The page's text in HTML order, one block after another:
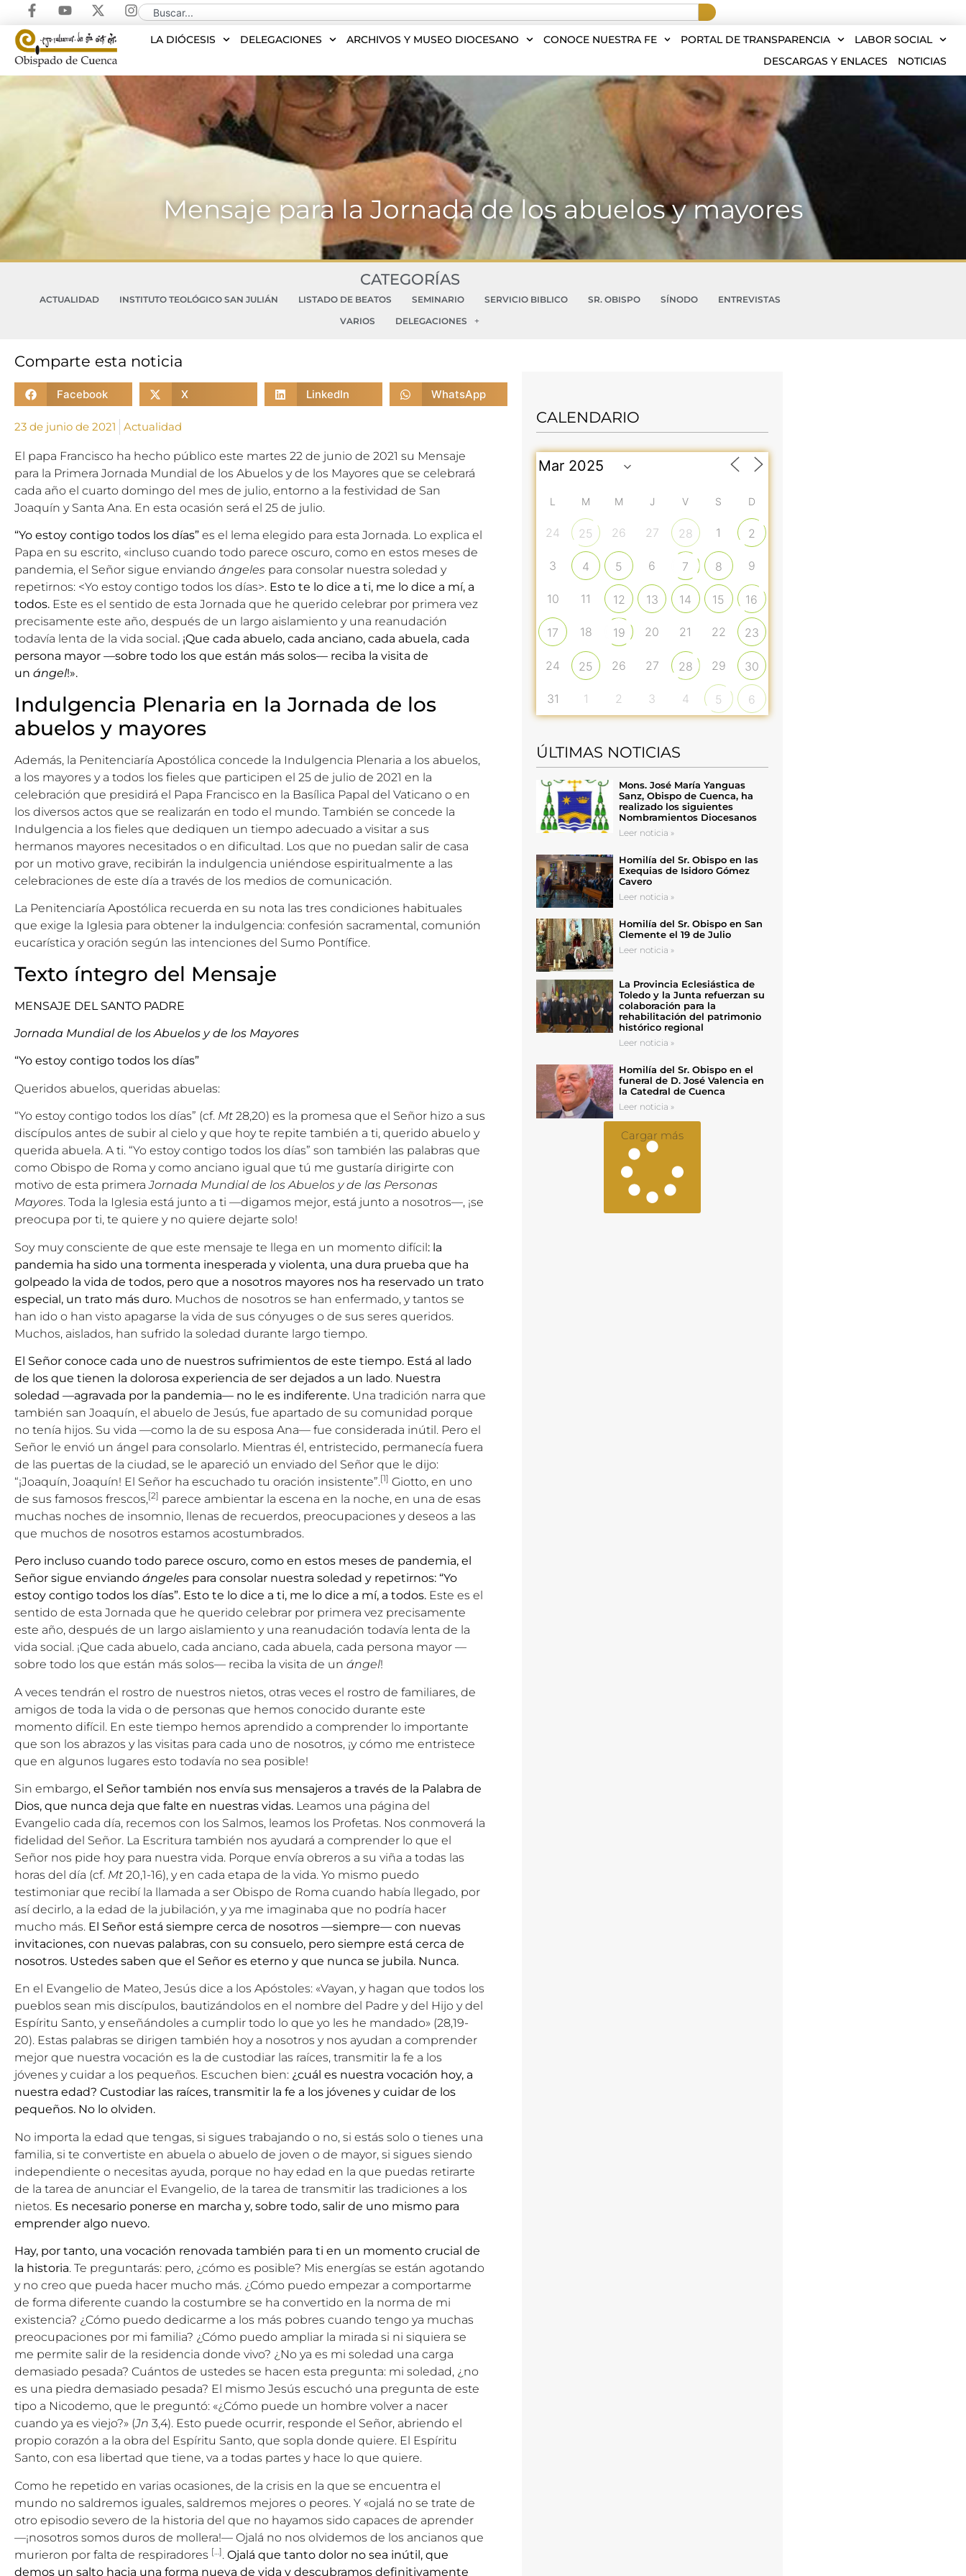
LA DIÓCESIS DELEGACIONES ARCHIVOS Y MUSEO DIOCESANO CONOCE NUESTRA FE PORTAL DE TRANSPARENCIA
LABOR SOCIAL
DESCARGAS Y ENLACES
NOTICIAS
Mensaje para la Jornada de los abuelos y mayores
CATEGORÍAS
ACTUALIDAD INSTITUTO TEOLÓGICO SAN JULIÁN LISTADO DE BEATOS SEMINARIO SERVICIO BIBLICO SR. OBISPO SÍNODO
ENTREVISTAS
VARIOS
DELEGACIONES
Comparte esta noticia
Facebook X LinkedIn WhatsApp
23 de junio de 2021 Actualidad
El papa Francisco ha hecho público este martes 22 de junio de 2021 su Mensaje
para la Primera Jornada Mundial de los Abuelos y de los Mayores que se celebrará
cada año el cuarto domingo del mes de julio, entorno a la festividad de San
Joaquín y Santa Ana. En esta ocasión será el 25 de julio.
“Yo estoy contigo todos los días” es el lema elegido para esta Jornada. Lo explica el
Papa en su escrito, «incluso cuando todo parece oscuro, como en estos meses de
pandemia, el Señor sigue enviando ángeles para consolar nuestra soledad y
repetirnos: <Yo estoy contigo todos los días>. Esto te lo dice a ti, me lo dice a mí, a
todos. Este es el sentido de esta Jornada que he querido celebrar por primera vez
precisamente este año, después de un largo aislamiento y una reanudación
todavía lenta de la vida social . ¡Que cada abuelo, cada anciano, cada abuela, cada
persona mayor —sobre todo los que están más solos— reciba la visita de
un ángel!».
Indulgencia Plenaria en la Jornada de los
abuelos y mayores
Además, la Penitenciaría Apostólica concede la Indulgencia Plenaria a los abuelos,
a los mayores y a todos los fieles que participen el 25 de julio de 2021 en la
celebración que presidirá el Papa Francisco en la Basílica Papal del Vaticano o en
los diversos actos que se realizarán en todo el mundo. También se concede la
Indulgencia a los fieles que dediquen un tiempo adecuado a visitar a sus
hermanos mayores necesitados o en dificultad. Los que no puedan salir de casa
por un motivo grave, recibirán la indulgencia uniéndose espiritualmente a las
celebraciones de este día a través de los medios de comunicación.
La Penitenciaría Apostólica recuerda en su nota las tres condiciones habituales
que exige la Iglesia para obtener la indulgencia: confesión sacramental, comunión
eucarística y oración según las intenciones del Sumo Pontífice.
Texto íntegro del Mensaje
MENSAJE DEL SANTO PADRE
Jornada Mundial de los Abuelos y de los Mayores
“Yo estoy contigo todos los días”
Queridos abuelos, queridas abuelas:
“Yo estoy contigo todos los días” (cf. Mt 28,20) es la promesa que el Señor hizo a sus
discípulos antes de subir al cielo y que hoy te repite también a ti, querido abuelo y
querida abuela. A ti. “Yo estoy contigo todos los días” son también las palabras que
como Obispo de Roma y como anciano igual que tú me gustaría dirigirte con
motivo de esta primeraJornada Mundial de los Abuelos y de las Personas
Mayores. Toda la Iglesia está junto a ti —digamos mejor, está junto a nosotros—, ¡se
preocupa por ti, te quiere y no quiere dejarte solo!
Soy muy consciente de que este mensaje te llega en un momento difícil: la
pandemia ha sido una tormenta inesperada y violenta, una dura prueba que ha
golpeado la vida de todos, pero que a nosotros mayores nos ha reservado un trato
especial, un trato más duro. Muchos de nosotros se han enfermado, y tantos se
han ido o han visto apagarse la vida de sus cónyuges o de sus seres queridos.
Muchos, aislados, han sufrido la soledad durante largo tiempo.
El Señor conoce cada uno de nuestros sufrimientos de este tiempo. Está al lado
de los que tienen la dolorosa experiencia de ser dejados a un lado. Nuestra
soledad —agravada por la pandemia— no le es indiferente. Una tradición narra que
también san Joaquín, el abuelo de Jesús, fue apartado de su comunidad porque
no tenía hijos. Su vida —como la de su esposa Ana— fue considerada inútil. Pero el
Señor le envió un ángel para consolarlo. Mientras él, entristecido, permanecía fuera
de las puertas de la ciudad, se le apareció un enviado del Señor que le dijo:
“¡Joaquín, Joaquín! El Señor ha escuchado tu oración insistente”.[1] Giotto, en uno
de sus famosos frescos,[2] parece ambientar la escena en la noche, en una de esas
muchas noches de insomnio, llenas de recuerdos, preocupaciones y deseos a las
que muchos de nosotros estamos acostumbrados.
Pero incluso cuando todo parece oscuro, como en estos meses de pandemia, el
Señor sigue enviando ángeles para consolar nuestra soledad y repetirnos: “Yo
estoy contigo todos los días”. Esto te lo dice a ti, me lo dice a mí, a todos. Este es el
sentido de esta Jornada que he querido celebrar por primera vez precisamente
este año, después de un largo aislamiento y una reanudación todavía lenta de la
vida social. ¡Que cada abuelo, cada anciano, cada abuela, cada persona mayor —
sobre todo los que están más solos— reciba la visita de un ángel!
A veces tendrán el rostro de nuestros nietos, otras veces el rostro de familiares, de
amigos de toda la vida o de personas que hemos conocido durante este
momento difícil. En este tiempo hemos aprendido a comprender lo importante
que son los abrazos y las visitas para cada uno de nosotros, ¡y cómo me entristece
que en algunos lugares esto todavía no sea posible!
Sin embargo, el Señor también nos envía sus mensajeros a través de la Palabra de
Dios, que nunca deja que falte en nuestras vidas. Leamos una página del
Evangelio cada día, recemos con los Salmos, leamos los Profetas. Nos conmoverá la
fidelidad del Señor. La Escritura también nos ayudará a comprender lo que el
Señor nos pide hoy para nuestra vida. Porque envía obreros a su viña a todas las
horas del día (cf. Mt 20,1-16), y en cada etapa de la vida. Yo mismo puedo
testimoniar que recibí la llamada a ser Obispo de Roma cuando había llegado, por
así decirlo, a la edad de la jubilación, y ya me imaginaba que no podría hacer
mucho más. El Señor está siempre cerca de nosotros —siempre— con nuevas
invitaciones, con nuevas palabras, con su consuelo, pero siempre está cerca de
nosotros. Ustedes saben que el Señor es eterno y que nunca se jubila. Nunca.
En el Evangelio de Mateo, Jesús dice a los Apóstoles: «Vayan, y hagan que todos los
pueblos sean mis discípulos, bautizándolos en el nombre del Padre y del Hijo y del
Espíritu Santo, y enseñándoles a cumplir todo lo que yo les he mandado» (28,19-
20). Estas palabras se dirigen también hoy a nosotros y nos ayudan a comprender
mejor que nuestra vocación es la de custodiar las raíces, transmitir la fe a los
jóvenes y cuidar a los pequeños. Escuchen bien: ¿cuál es nuestra vocación hoy, a
nuestra edad? Custodiar las raíces, transmitir la fe a los jóvenes y cuidar de los
pequeños. No lo olviden.
No importa la edad que tengas, si sigues trabajando o no, si estás solo o tienes una
familia, si te convertiste en abuela o abuelo de joven o de mayor, si sigues siendo
independiente o necesitas ayuda, porque no hay edad en la que puedas retirarte
de la tarea de anunciar el Evangelio, de la tarea de transmitir las tradiciones a los
nietos. Es necesario ponerse en marcha y, sobre todo, salir de uno mismo para
emprender algo nuevo.
Hay, por tanto, una vocación renovada también para ti en un momento crucial de
la historia. Te preguntarás: pero, ¿cómo es posible? Mis energías se están agotando
y no creo que pueda hacer mucho más. ¿Cómo puedo empezar a comportarme
de forma diferente cuando la costumbre se ha convertido en la norma de mi
existencia? ¿Cómo puedo dedicarme a los más pobres cuando tengo ya muchas
preocupaciones por mi familia? ¿Cómo puedo ampliar la mirada si ni siquiera se
me permite salir de la residencia donde vivo? ¿No ya es mi soledad una carga
demasiado pesada? Cuántos de ustedes se hacen esta pregunta: mi soledad, ¿no
es una piedra demasiado pesada? El mismo Jesús escuchó una pregunta de este
tipo a Nicodemo, que le preguntó: «¿Cómo puede un hombre volver a nacer
cuando ya es viejo?» (Jn 3,4). Esto puede ocurrir, responde el Señor, abriendo el
propio corazón a la obra del Espíritu Santo, que sopla donde quiere. El Espíritu
Santo, con esa libertad que tiene, va a todas partes y hace lo que quiere.
Como he repetido en varias ocasiones, de la crisis en la que se encuentra el
mundo no saldremos iguales, saldremos mejores o peores. Y «ojalá no se trate de
otro episodio severo de la historia del que no hayamos sido capaces de aprender
—¡nosotros somos duros de mollera!— Ojalá no nos olvidemos de los ancianos que
murieron por falta de respiradores […]. Ojalá que tanto dolor no sea inútil, que
demos un salto hacia una forma nueva de vida y descubramos definitivamente
CALENDARIO
L M M J V S D
24 25 26 27 28 1 2
3 4 5 6 7 8 9
10 11 12 13 14 15 16
17 18 19 20 21 22 23
24 25 26 27 28 29 30
31 1 2 3 4 5 6
ÚLTIMAS NOTICIAS
Mons. José María Yanguas
Sanz, Obispo de Cuenca, ha
realizado los siguientes
Nombramientos Diocesanos
Leer noticia »
Homilía del Sr. Obispo en las
Exequias de Isidoro Gómez
Cavero
Leer noticia »
Homilía del Sr. Obispo en San
Clemente el 19 de Julio
Leer noticia »
La Provincia Eclesiástica de
Toledo y la Junta refuerzan su
colaboración para la
rehabilitación del patrimonio
histórico regional
Leer noticia »
Homilía del Sr. Obispo en el
funeral de D. José Valencia en
la Catedral de Cuenca
Leer noticia »
Cargar más